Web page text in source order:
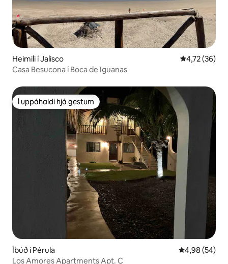
Heimili í Jalisco 4,72 af 5 í
4,72 (36)
Casa Besucona í Boca de Iguanas
Í uppáhaldi hjá gestum
Í uppáhaldi hjá gestum
Íbúð í Pérula 4,98 af 5 í
4,98 (54)
Los Amores Apartments Apt. C